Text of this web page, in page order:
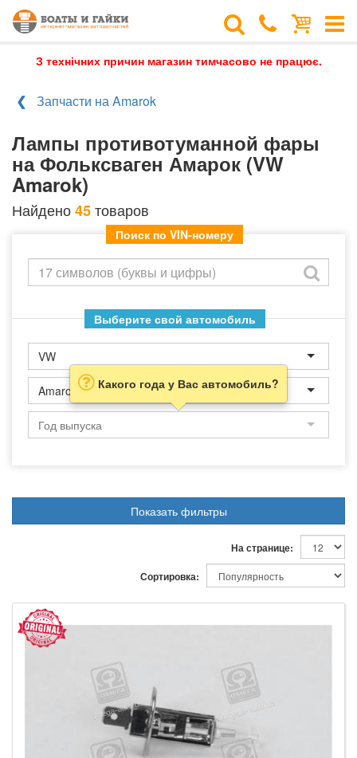
З технічних причин магазин тимчасово не працює.
Запчасти на Amarok
Лампы противотуманной фары
на Фольксваген Амарок (VW
Amarok)
Найдено45товаров
Поиск по VIN-номеру
Выберите свой автомобиль
VW
Amarok Какого года у Вас автомобиль?
Показать фильтры
На странице:
Сортировка: